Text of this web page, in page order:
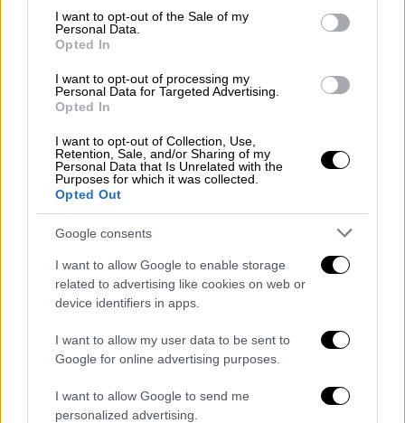
consent section.
I want to opt-out of the Sale of my
Personal Data.
Opted In
I want to opt-out of processing my
Personal Data for Targeted Advertising.
Opted In
I want to opt-out of Collection, Use,
Retention, Sale, and/or Sharing of my
Personal Data that Is Unrelated with the
Purposes for which it was collected.
Opted Out
Google consents
I want to allow Google to enable storage
related to advertising like cookies on web or
device identifiers in apps.
I want to allow my user data to be sent to
Google for online advertising purposes.
I want to allow Google to send me
personalized advertising.
Κόσμος|22.10.2023 12:37
Τουρκικά ΜΜΕ: Ενδιαφέρον των ΗΠΑ
για νέα βάση στην Ελλάδα
Τι γράφει η εθνικιστική εφημερίδα Αϊντινλίκ